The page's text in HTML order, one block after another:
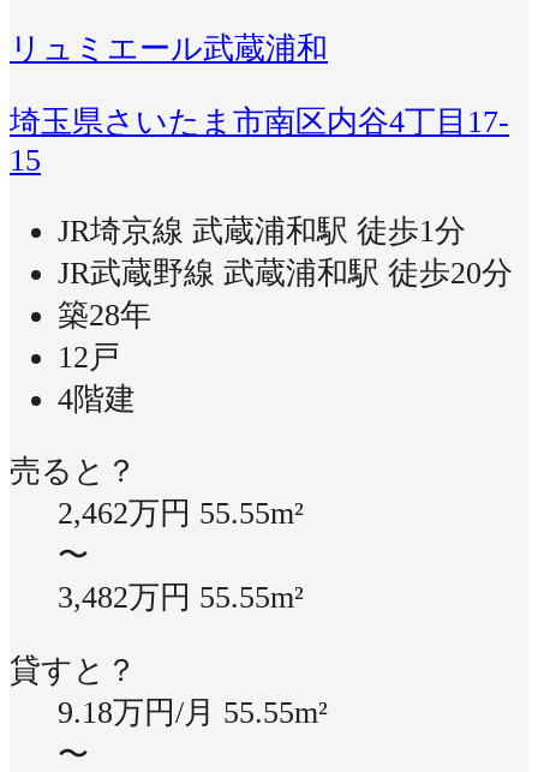
リュミエール武蔵浦和
埼玉県さいたま市南区内谷4丁目17-
15
JR埼京線 武蔵浦和駅 徒歩1分
JR武蔵野線 武蔵浦和駅 徒歩20分
築28年
12戸
4階建
売ると？
2,462万円 55.55m²
〜
3,482万円 55.55m²
貸すと？
9.18万円/月 55.55m²
〜